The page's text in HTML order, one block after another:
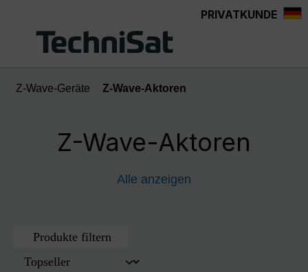
PRIVATKUNDE
Z-Wave-Geräte Z-Wave-Aktoren
Z-Wave-Aktoren
Alle anzeigen
Produkte filtern